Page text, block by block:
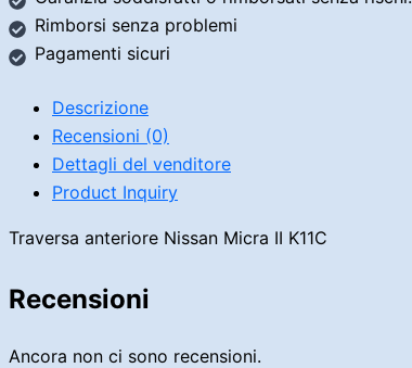
Rimborsi senza problemi
Pagamenti sicuri
Descrizione
Recensioni (0)
Dettagli del venditore
Product Inquiry
Traversa anteriore Nissan Micra II K11C
Recensioni
Ancora non ci sono recensioni.